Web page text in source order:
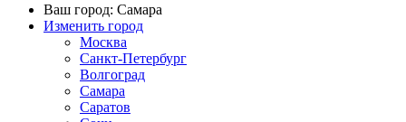
Ваш город: Самара
Изменить город
Москва
Санкт-Петербург
Волгоград
Самара
Саратов